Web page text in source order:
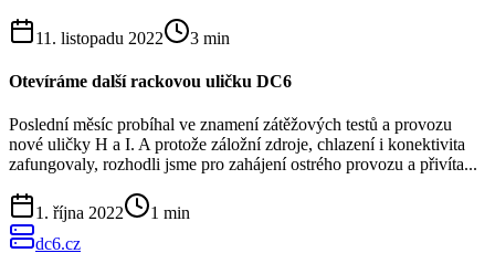
11. listopadu 2022 3 min
Otevíráme další rackovou uličku DC6
Poslední měsíc probíhal ve znamení zátěžových testů a provozu
nové uličky H a I. A protože záložní zdroje, chlazení i konektivita
zafungovaly, rozhodli jsme pro zahájení ostrého provozu a přivíta...
1. října 2022 1 min
dc6.cz